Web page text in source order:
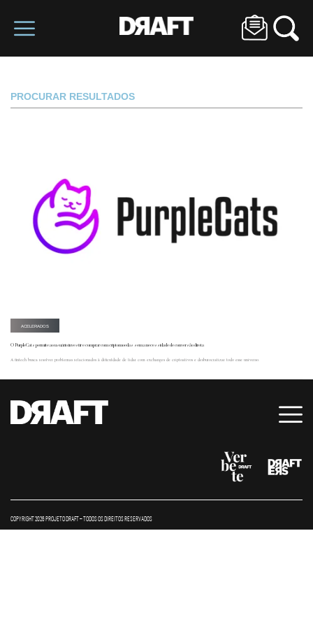
PROCURAR RESULTADOS
ACELERADOS
O PurpleCats permite ao usuário investir e comprar com criptomoedas sem a necessidade de conversão direta
A fintech busca resolver problemas relacionados à dificuldade de lidar com exchanges de criptoativos e desburocratizar todo esse universo.
COPYRIGHT 2026 PROJETO DRAFT – TODOS OS DIREITOS RESERVADOS